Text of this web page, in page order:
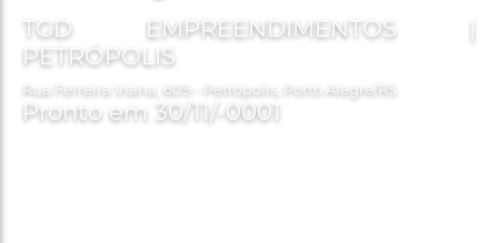
TGD EMPREENDIMENTOS |
PETRÓPOLIS
Rua Ferreira Viana, 609 - Petrópolis, Porto Alegre/RS
Pronto em 30/11/-0001